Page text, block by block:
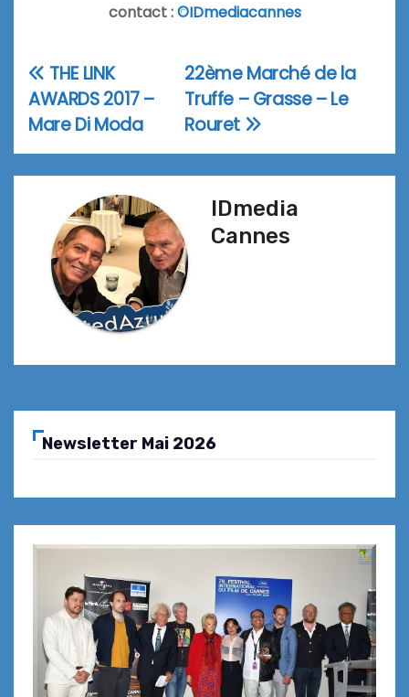
contact :©IDmediacannes
Navigation
de
l’article
22ème Marché de la
Truffe – Grasse – Le
Rouret
THE LINK
AWARDS 2017 –
Mare Di Moda
IDmedia
Cannes
Newsletter Mai 2026